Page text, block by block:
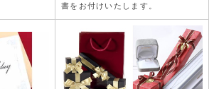
書をお付けいたします。